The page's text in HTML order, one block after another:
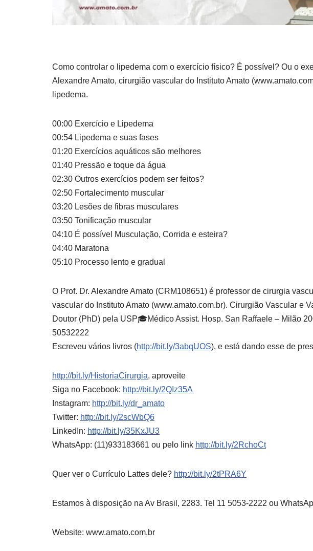
Como controlar o lipedema com o exercício físico? É possível? Ou o
AlexandreAmato, cirurgião vascular do Instituto Amato
lipedema.
00:00 Exercício e Lipedema
00:54 Lipedema e suas fases
01:20 Exercícios aquáticos são melhores
01:40 Pressão e toque da água
02:30 Outros exercícios podem ser feitos?
02:50 Fortalecimento muscular
03:20 Lesões de fibras musculares
03:50 Tonificação muscular
04:10 É possível Musculação, Corrida e esteira?
04:40 Maratona
05:10 Processo lento e gradual
O Prof. Dr. Alexandre Amato (CRM108651) é professor de cirurgia
vascular do Instituto Amato (www.amato.com.br). Cirurgião Vascular e
Doutor (PhD) pela USP🎓Médico Assist. Hosp. San Raffaele – Milão
50532222
Escreveu vários livros (http://bit.ly/3abqUOS), e está dando esse de
http://bit.ly/HistoriaCirurgia, aproveite
Siga no Facebook: http://bit.ly/2QIz35A
Instagram: http://bit.ly/dr_amato
Twitter: http://bit.ly/2scWbQ6
LinkedIn: http://bit.ly/35KxJU3
WhatsApp: (11)933183661 ou pelo link http://bit.ly/2RchoCt
Quer ver o Currículo Lattes dele? http://bit.ly/2tPRA6Y
Estamos à disposição na Av Brasil, 2283. Tel 11 5053-2222 ou
Website: www.amato.com.br